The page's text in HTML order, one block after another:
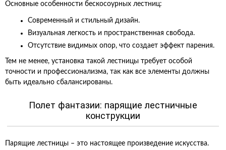
Основные особенности бескосоурных лестниц:
Современный и стильный дизайн.
Визуальная легкость и пространственная свобода.
Отсутствие видимых опор, что создает эффект парения.
Тем не менее, установка такой лестницы требует особой
точности и профессионализма, так как все элементы должны
быть идеально сбалансированы.
Полет фантазии: парящие лестничные
конструкции
Парящие лестницы – это настоящее произведение искусства.